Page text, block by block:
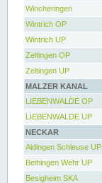
Wincheringen
Wintrich OP
Wintrich UP
Zeltingen OP
Zeltingen UP
MALZER KANAL
LIEBENWALDE OP
LIEBENWALDE UP
NECKAR
Aldingen Schleuse UP
Beihingen Wehr UP
Besigheim SKA